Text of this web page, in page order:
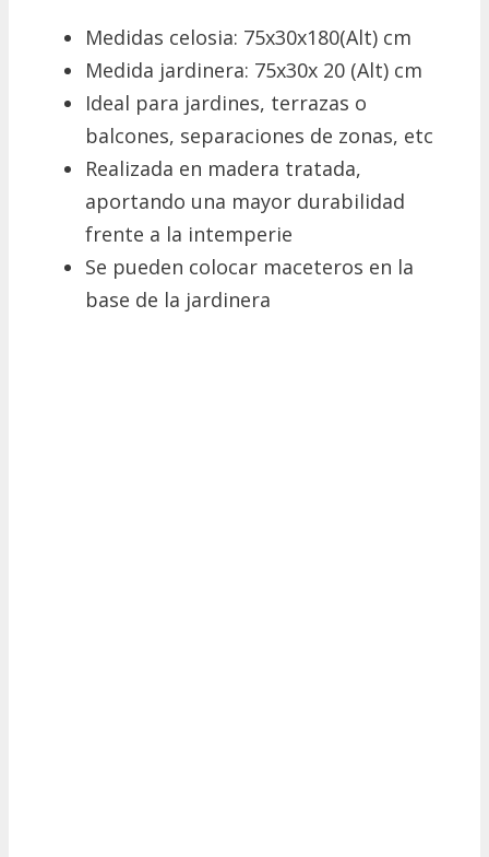
Medidas celosia: 75x30x180(Alt) cm
Medida jardinera: 75x30x 20 (Alt) cm
Ideal para jardines, terrazas o
balcones, separaciones de zonas, etc
Realizada en madera tratada,
aportando una mayor durabilidad
frente a la intemperie
Se pueden colocar maceteros en la
base de la jardinera